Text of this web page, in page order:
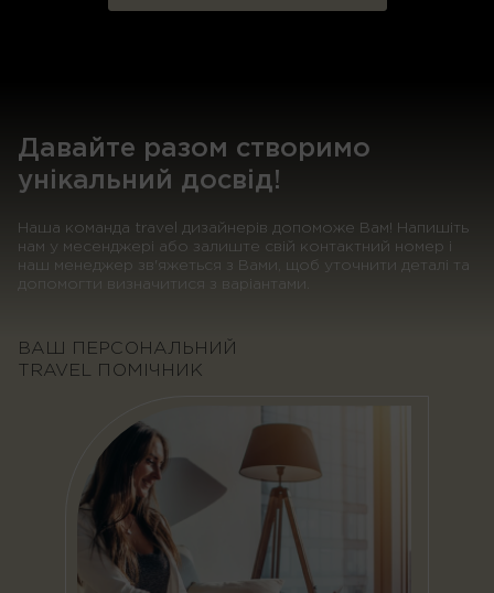
Давайте разом створимо
унікальний досвід!
Наша команда travel дизайнерів допоможе Вам! Напишіть
нам у месенджері або залиште свій контактний номер і
наш менеджер зв'яжеться з Вами, щоб уточнити деталі та
допомогти визначитися з варіантами.
ВАШ ПЕРСОНАЛЬНИЙ
TRAVEL ПОМІЧНИК